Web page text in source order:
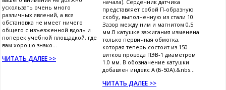
ускользать очень много
различных явлений, а вся
обстановка не имеет ничего
общего с изъезженной вдоль и
поперек учебной площадкой, где
вам хорошо знако...
ЧИТАТЬ ДАЛЕЕ >>
начала). Сердечник датчика
представляет собой П-образную
скобу, выполненную из стали 10.
Зазор между ним и магнитом 0,5
мм.В катушке зажигания изменена
только первичная обмотка,
которая теперь состоит из 150
витков провода ПЭВ-1 диаметром
1.0 мм. В обозначение катушки
добавлен индекс А (Б-50А).&nbs...
ЧИТАТЬ ДАЛЕЕ >>